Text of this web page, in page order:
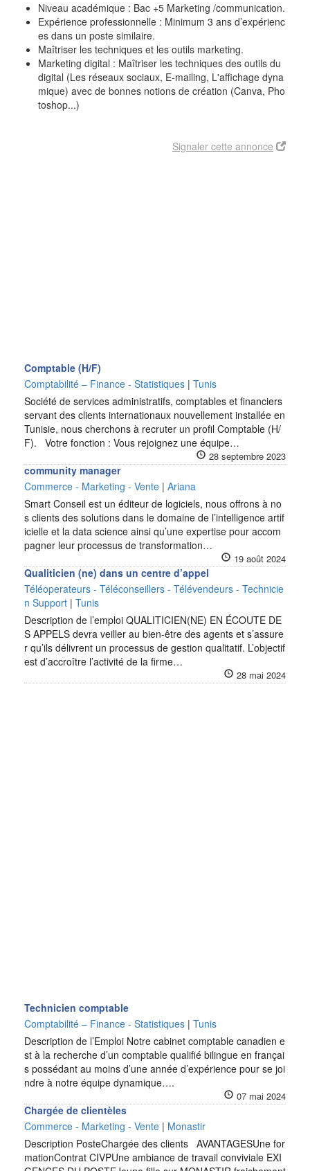
Niveau académique : Bac +5 Marketing /communication.
Expérience professionnelle : Minimum 3 ans d’expérienc
es dans un poste similaire.
Maîtriser les techniques et les outils marketing.
Marketing digital : Maîtriser les techniques des outils du
digital (Les réseaux sociaux, E-mailing, L'affichage dyna
mique) avec de bonnes notions de création (Canva, Pho
toshop...)
Signaler cette annonce
Comptable (H/F)
Comptabilité – Finance - Statistiques | Tunis
Société de services administratifs, comptables et financiers
servant des clients internationaux nouvellement installée en
Tunisie, nous cherchons à recruter un profil Comptable (H/
F). Votre fonction : Vous rejoignez une équipe…
28 septembre 2023
community manager
Commerce - Marketing - Vente | Ariana
Smart Conseil est un éditeur de logiciels, nous offrons à no
s clients des solutions dans le domaine de l’intelligence artif
icielle et la data science ainsi qu’une expertise pour accom
pagner leur processus de transformation…
19 août 2024
Qualiticien (ne) dans un centre d’appel
Téléoperateurs - Téléconseillers - Télévendeurs - Technicie
n Support | Tunis
Description de l’emploi QUALITICIEN(NE) EN ÉCOUTE DE
S APPELS devra veiller au bien-être des agents et s’assure
r qu’ils délivrent un processus de gestion qualitatif. L’objectif
est d’accroître l’activité de la firme…
28 mai 2024
Technicien comptable
Comptabilité – Finance - Statistiques | Tunis
Description de l’Emploi Notre cabinet comptable canadien e
st à la recherche d’un comptable qualifié bilingue en françai
s possédant au moins d’une année d’expérience pour se joi
ndre à notre équipe dynamique….
07 mai 2024
Chargée de clientèles
Commerce - Marketing - Vente | Monastir
Description PosteChargée des clients AVANTAGESUne for
mationContrat CIVPUne ambiance de travail conviviale EXI